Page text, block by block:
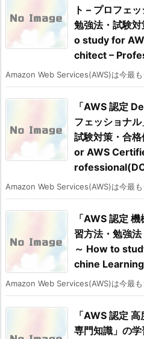
ト – プロフェ
勉強法・試験
o study for
chitect –
Amazon Web Services(AWS)は今最
「AWS 認定
フェッショナ
試験対策・合
or AWS
Amazon Web Services(AWS)は今最
「AWS 認定
習方法・勉強
～ How to
chine
Amazon Web Services(AWS)は今最
「AWS 認定
専門知識」の